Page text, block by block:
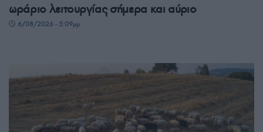
ωράριο λειτουργίας σήμερα και αύριο
6/08/2026 - 5:09μμ